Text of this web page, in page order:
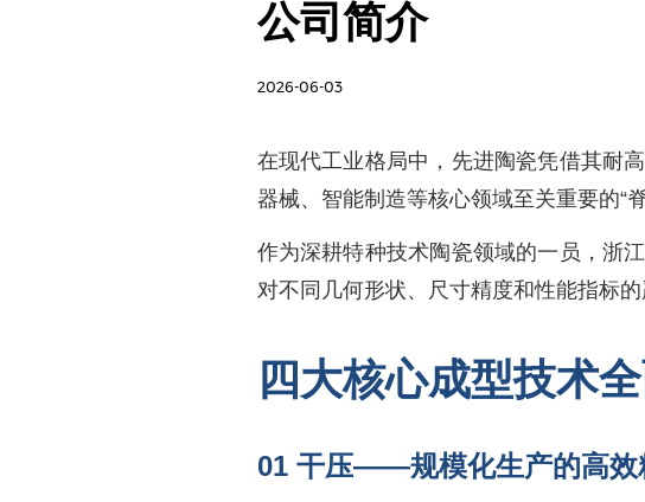
公司简介
2026-06-03
在现代工业格局中，先进陶瓷凭借其耐
器械、智能制造等核心领域至关重要的“脊
作为深耕特种技术陶瓷领域的一员 ，浙
对不同几何形状、尺寸精度和性能指标
四大核心成型技术
01 干压——规模化生产的高效